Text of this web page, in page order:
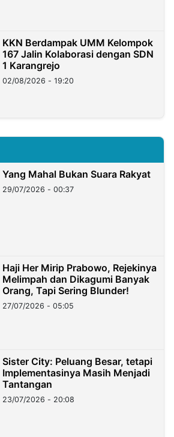
KKN Berdampak UMM Kelompok
167 Jalin Kolaborasi dengan SDN
1 Karangrejo
02/08/2026 - 19:20
Yang Mahal Bukan Suara Rakyat
29/07/2026 - 00:37
Haji Her Mirip Prabowo, Rejekinya
Melimpah dan Dikagumi Banyak
Orang, Tapi Sering Blunder!
27/07/2026 - 05:05
Sister City: Peluang Besar, tetapi
Implementasinya Masih Menjadi
Tantangan
23/07/2026 - 20:08